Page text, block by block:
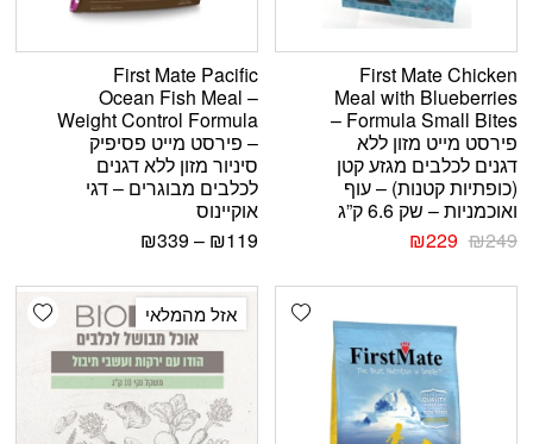
First Mate Chicken
Meal with Blueberries
Formula Small Bites –
פירסט מייט מזון ללא
דגנים לכלבים מגזע קטן
(כופתיות קטנות) – עוף
ואוכמניות – שק 6.6 ק”ג
₪249
₪229
First Mate Pacific
Ocean Fish Meal –
Weight Control Formula
– פירסט מייט פסיפיק
סיניור מזון ללא דגנים
לכלבים מבוגרים – דגי
אוקיינוס
₪119
–
₪339
Add wishlistאזל מהמלאי